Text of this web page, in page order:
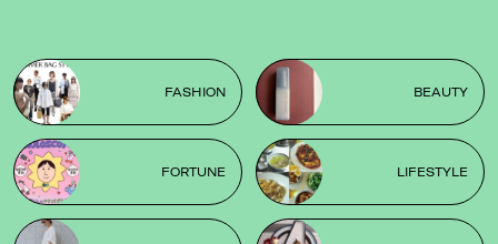
FASHION BEAUTY
FORTUNE LIFESTYLE